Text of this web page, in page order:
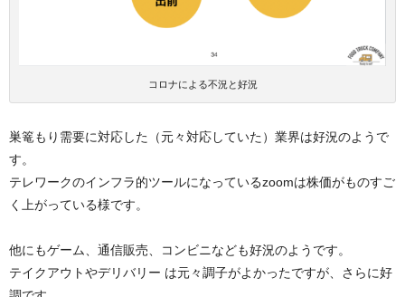
コロナによる不況と好況
巣篭もり需要に対応した（元々対応していた）業界は好況のようで
す。
テレワークのインフラ的ツールになっているzoomは株価がものすご
く上がっている様です。
他にもゲーム、通信販売、コンビニなども好況のようです。
テイクアウトやデリバリー は元々調子がよかったですが、さらに好